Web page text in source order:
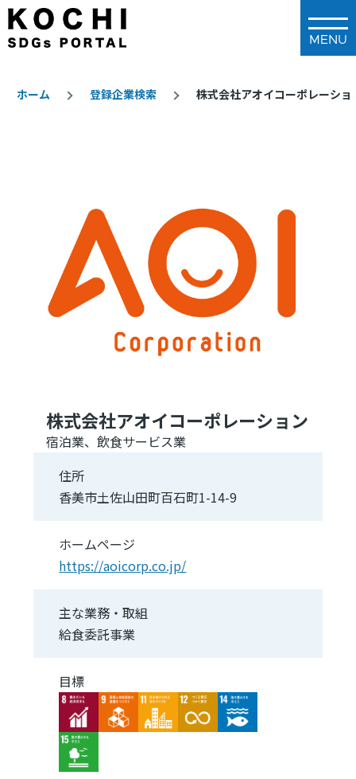
メインコンテンツに移動
ホーム 登録企業検索 株式会社アオイコーポレーショ
株式会社アオイコーポレーション
宿泊業、飲食サービス業
住所
香美市土佐山田町百石町1-14-9
ホームページ
https://aoicorp.co.jp/
主な業務・取組
給食委託事業
目標
Image
Image Image Image Image
Image